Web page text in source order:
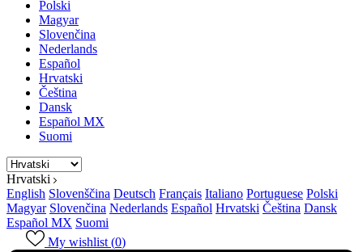
Polski
Magyar
Slovenčina
Nederlands
Español
Hrvatski
Čeština
Dansk
Español MX
Suomi
Hrvatski
English Slovenščina Deutsch Français Italiano Portuguese Polski
Magyar Slovenčina Nederlands Español Hrvatski Čeština Dansk
Español MX Suomi
My wishlist (0)